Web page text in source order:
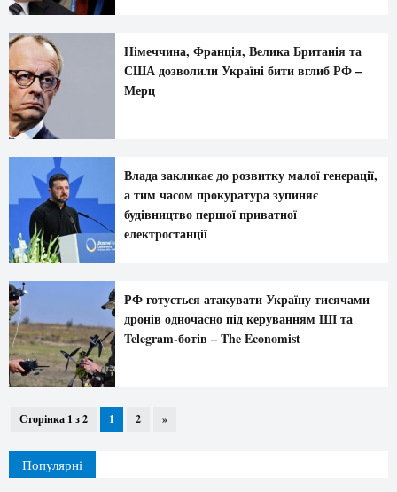
Німеччина, Франція, Велика Британія та
США дозволили Україні бити вглиб РФ –
Мерц
Влада закликає до розвитку малої генерації,
а тим часом прокуратура зупиняє
будівництво першої приватної
електростанції
РФ готується атакувати Україну тисячами
дронів одночасно під керуванням ШІ та
Telegram-ботів – The Economist
Сторінка 1 з 2 1 2 »
Популярні